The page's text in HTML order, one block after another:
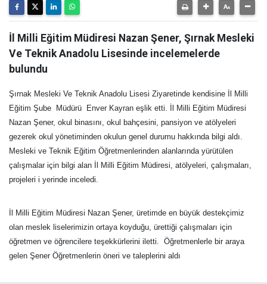
İl Milli Eğitim Müdiresi Nazan Şener, Şırnak Mesleki
Ve Teknik Anadolu Lisesinde incelemelerde
bulundu
Şırnak Mesleki Ve Teknik Anadolu Lisesi Ziyaretinde kendisine İl Milli
Eğitim Şube Müdürü Enver Kayran eşlik etti. İl Milli Eğitim Müdiresi
Nazan Şener, okul binasını, okul bahçesini, pansiyon ve atölyeleri
gezerek okul yönetiminden okulun genel durumu hakkında bilgi aldı.
Mesleki ve Teknik Eğitim Öğretmenlerinden alanlarında yürütülen
çalışmalar için bilgi alan İl Milli Eğitim Müdiresi, atölyeleri, çalışmaları,
projeleri i yerinde inceledi.
İl Milli Eğitim Müdiresi Nazan Şener, üretimde en büyük destekçimiz
olan meslek liselerimizin ortaya koyduğu, ürettiği çalışmaları için
öğretmen ve öğrencilere teşekkürlerini iletti. Öğretmenlerle bir araya
gelen Şener Öğretmenlerin öneri ve taleplerini aldı